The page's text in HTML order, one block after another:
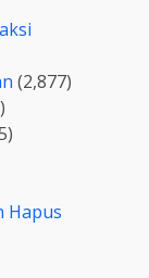
(2,877)
Hapus